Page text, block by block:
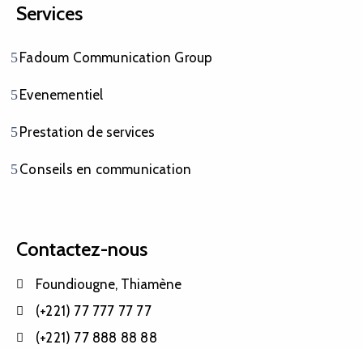
Services
Fadoum Communication Group
Evenementiel
Prestation de services
Conseils en communication
Contactez-nous
Foundiougne, Thiamène
(+221) 77 777 77 77
(+221) 77 888 88 88